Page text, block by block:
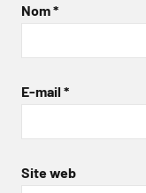
Nom*
E-mail *
Site web